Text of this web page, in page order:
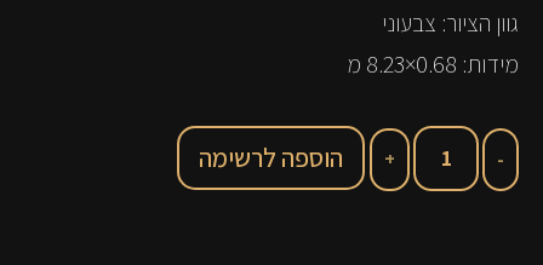
גוון הציור: צבעוני
מידות: 0.68×8.23 מ
הוספה לרשימה